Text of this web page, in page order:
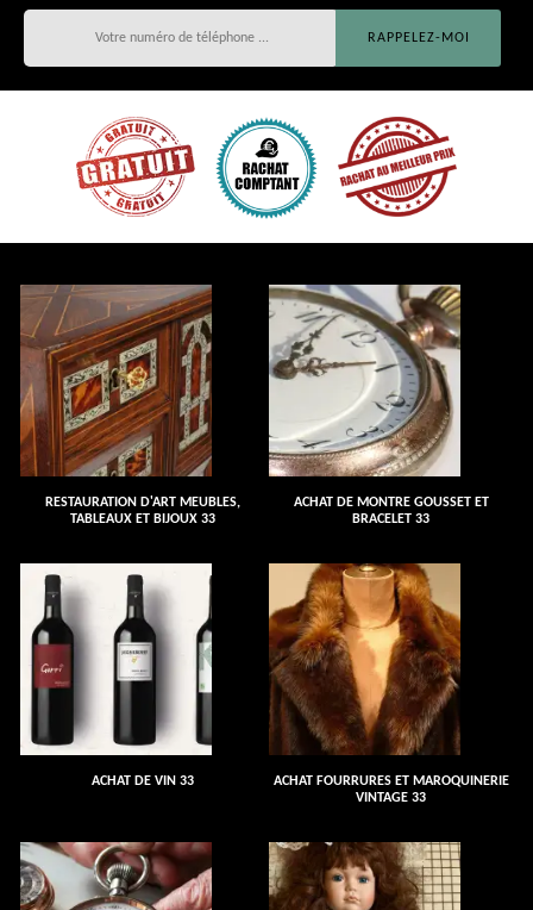
RESTAURATION D'ART MEUBLES,
TABLEAUX ET BIJOUX 33
ACHAT DE MONTRE GOUSSET ET
BRACELET 33
ACHAT DE VIN 33
ACHAT FOURRURES ET MAROQUINERIE
VINTAGE 33